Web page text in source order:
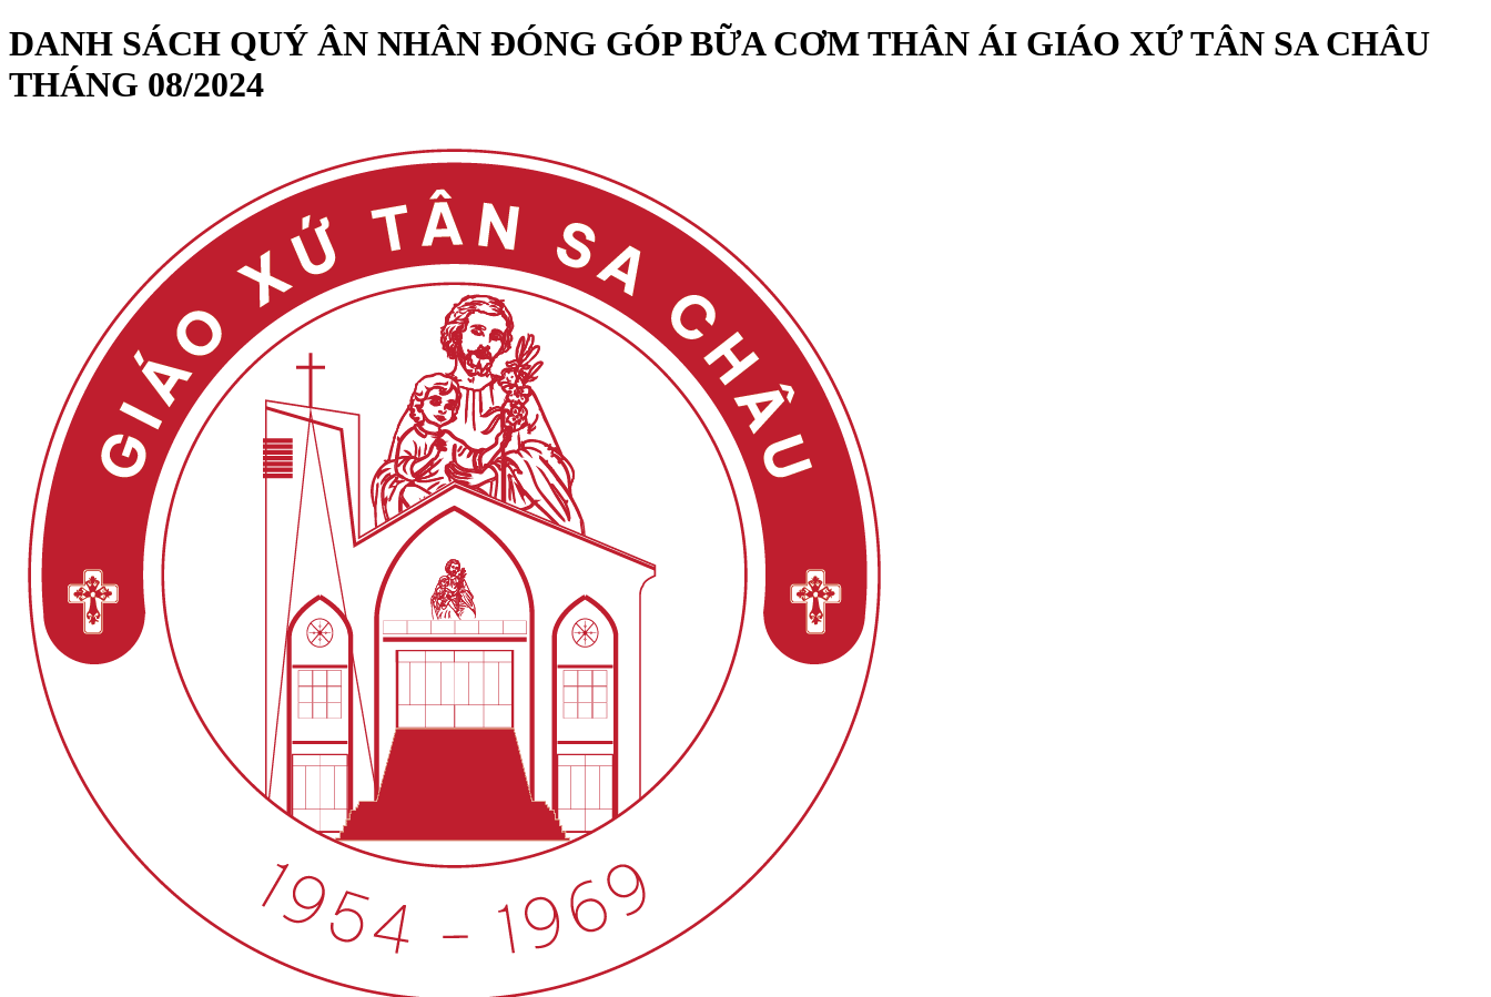
DANH SÁCH QUÝ ÂN NHÂN ĐÓNG GÓP BỮA CƠM THÂN ÁI GIÁO XỨ TÂN SA CHÂU
THÁNG 08/2024